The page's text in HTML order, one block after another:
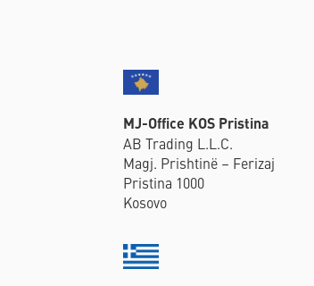
MJ-Office KOS Pristina
AB Trading L.L.C.
Magj. Prishtinë – Ferizaj
Pristina 1000
Kosovo